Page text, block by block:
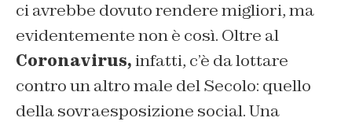
ci avrebbe dovuto rendere migliori, ma
evidentemente non è così. Oltre al
Coronavirus,infatti, c’è da lottare
contro un altro male del Secolo: quello
della sovraesposizione social. Una